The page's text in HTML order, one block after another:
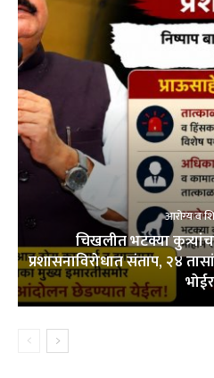
आरोग्य व
चिखलीत भटक्या
प्रशासनाविरोधात संताप, २४
भोईर